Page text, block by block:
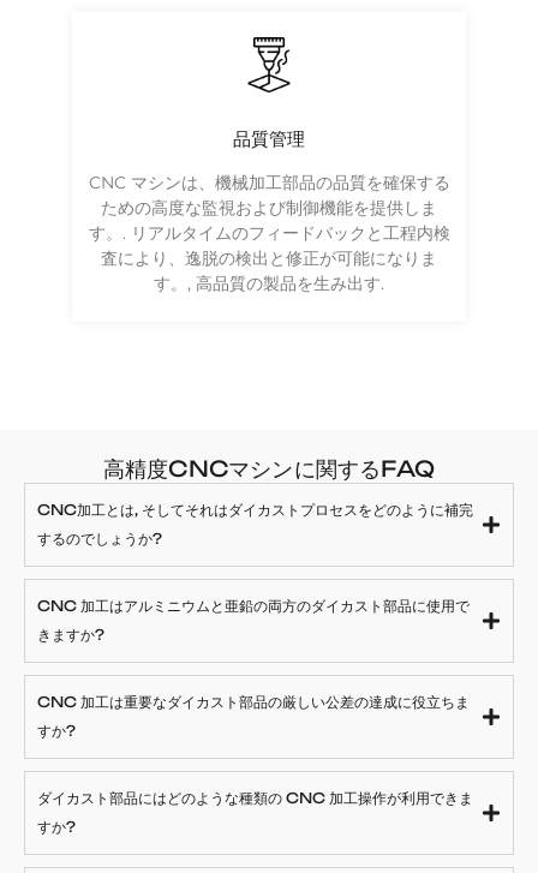
品質管理
CNC マシンは、機械加工部品の品質を確保する
ための高度な監視および制御機能を提供しま
す。. リアルタイムのフィードバックと工程内検
査により、逸脱の検出と修正が可能になりま
す。, 高品質の製品を生み出す.
高精度CNCマシンに関するFAQ
CNC加工とは, そしてそれはダイカストプロセスをどのように補完
するのでしょうか?
CNC 加工はアルミニウムと亜鉛の両方のダイカスト部品に使用で
きますか?
CNC 加工は重要なダイカスト部品の厳しい公差の達成に役立ちま
すか?
ダイカスト部品にはどのような種類の CNC 加工操作が利用できま
すか?